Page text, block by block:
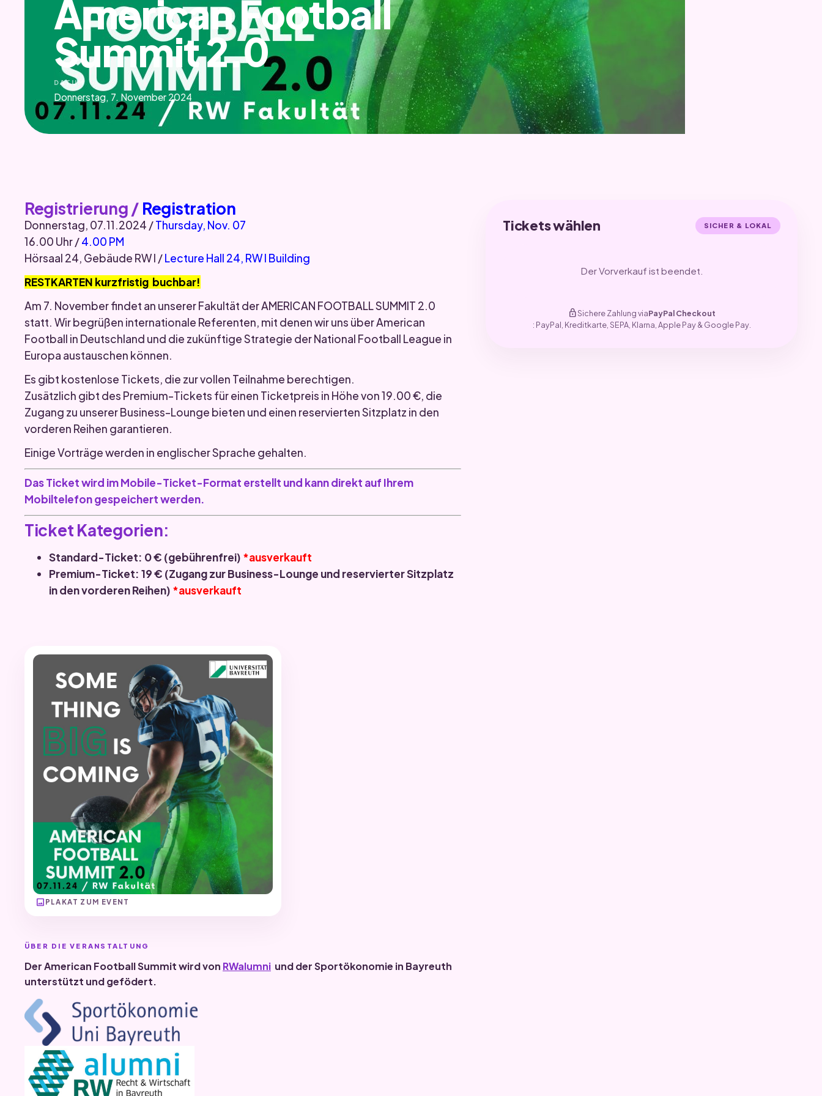
American Football
Summit 2.0
DATUM
Donnerstag, 7. November 2024
Registrierung / Registration
Donnerstag, 07.11.2024 /Thursday, Nov. 07
16.00 Uhr /4.00 PM
Hörsaal 24, Gebäude RW I /Lecture Hall 24, RW I Building
RESTKARTEN kurzfristig buchbar!
Am 7. November findet an unserer Fakultät der AMERICAN FOOTBALL SUMMIT 2.0
statt. Wir begrüßen internationale Referenten, mit denen wir uns über American
Football in Deutschland und die zukünftige Strategie der National Football League in
Europa austauschen können.
Es gibt kostenlose Tickets, die zur vollen Teilnahme berechtigen.
Zusätzlich gibt des Premium-Tickets für einen Ticketpreis in Höhe von 19.00 €, die
Zugang zu unserer Business-Lounge bieten und einen reservierten Sitzplatz in den
vorderen Reihen garantieren.
Einige Vorträge werden in englischer Sprache gehalten.
Das Ticket wird im Mobile-Ticket-Format erstellt und kann direkt auf Ihrem
Mobiltelefon gespeichert werden.
Ticket Kategorien:
Standard-Ticket: 0 € (gebührenfrei) *ausverkauft
Premium-Ticket: 19 € (Zugang zur Business-Lounge und reservierter Sitzplatz
in den vorderen Reihen) *ausverkauft
image PLAKAT ZUM EVENT
ÜBER DIE VERANSTALTUNG
Der American Football Summit wird von RWalumni und der Sportökonomie in Bayreuth
unterstützt und gefödert.
Tickets wählen SICHER & LOKAL
Der Vorverkauf ist beendet.
lockSichere Zahlung viaPayPal Checkout
: PayPal, Kreditkarte, SEPA, Klarna, Apple Pay & Google Pay.